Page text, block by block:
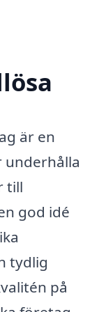
är en
underhålla
till
god idé
tydlig
på